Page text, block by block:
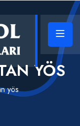
YÖS
yös